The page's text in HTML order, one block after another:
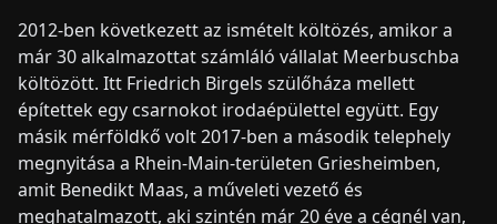
2012-ben következett az ismételt költözés, amikor a
már 30 alkalmazottat számláló vállalat Meerbuschba
költözött. Itt Friedrich Birgels szülőháza mellett
építettek egy csarnokot irodaépülettel együtt. Egy
másik mérföldkő volt 2017-ben a második telephely
megnyitása a Rhein-Main-területen Griesheimben,
amit Benedikt Maas, a műveleti vezető és
meghatalmazott, aki szintén már 20 éve a cégnél van,